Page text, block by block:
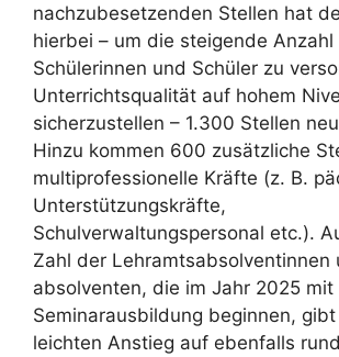
nachzubesetzenden Stellen hat
hierbei – um die steigende Anzahl
Schülerinnen und Schüler zu
Unterrichtsqualität auf hohem
sicherzustellen – 1.300 Stellen
Hinzu kommen 600 zusätzliche
multiprofessionelle Kräfte (z. B.
Unterstützungskräfte,
Schulverwaltungspersonal etc.).
Zahl der Lehramtsabsolventinnen
absolventen, die im Jahr 2025 mit
Seminarausbildung beginnen,
leichten Anstieg auf ebenfalls